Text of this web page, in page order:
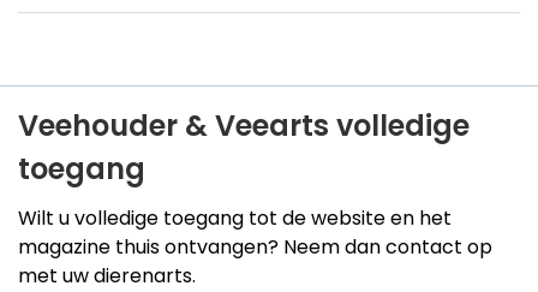
Veehouder & Veearts volledige
toegang
Wilt u volledige toegang tot de website en het
magazine thuis ontvangen? Neem dan contact op
met uw dierenarts.